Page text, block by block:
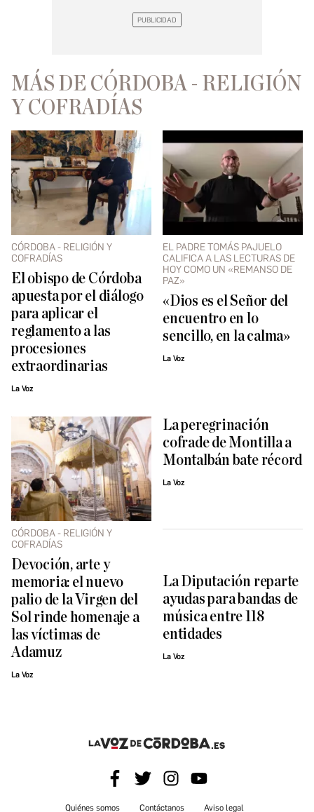
MÁS DE CÓRDOBA - RELIGIÓN
Y COFRADÍAS
CÓRDOBA - RELIGIÓN Y
COFRADÍAS
El obispo de Córdoba
apuesta por el diálogo
para aplicar el
reglamento a las
procesiones
extraordinarias
La Voz
EL PADRE TOMÁS PAJUELO
CALIFICA A LAS LECTURAS DE
HOY COMO UN «REMANSO DE
PAZ»
«Dios es el Señor del
encuentro en lo
sencillo, en la calma»
La Voz
CÓRDOBA - RELIGIÓN Y
COFRADÍAS
Devoción, arte y
memoria: el nuevo
palio de la Virgen del
Sol rinde homenaje a
las víctimas de
Adamuz
La Voz
La peregrinación
cofrade de Montilla a
Montalbán bate récord
La Voz
La Diputación reparte
ayudas para bandas de
música entre 118
entidades
La Voz
Quiénes somos Contáctanos Aviso legal